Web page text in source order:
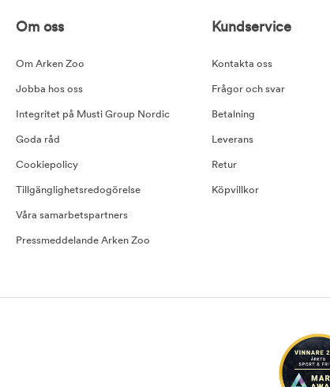
Om oss
Om Arken Zoo
Jobba hos oss
Integritet på Musti Group Nordic
Goda råd
Cookiepolicy
Tillgänglighetsredogörelse
Våra samarbetspartners
Pressmeddelande Arken Zoo
Kundservice
Kontakta oss
Frågor och svar
Betalning
Leverans
Retur
Köpvillkor